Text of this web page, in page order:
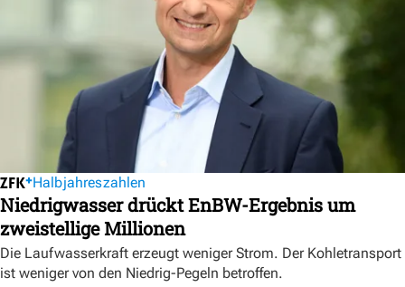
Halbjahreszahlen
Niedrigwasser drückt EnBW-Ergebnis um
zweistellige Millionen
Die Laufwasserkraft erzeugt weniger Strom. Der Kohletransport
ist weniger von den Niedrig-Pegeln betroffen.